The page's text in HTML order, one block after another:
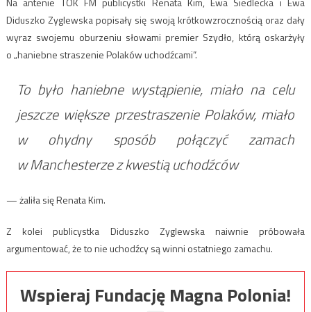
Diduszko Zyglewska popisały się swoją krótkowzrocznością oraz dały
wyraz swojemu oburzeniu słowami premier Szydło, którą oskarżyły
o „haniebne straszenie Polaków uchodźcami”.
To było haniebne wystąpienie, miało na celu
jeszcze większe przestraszenie Polaków, miało
w ohydny sposób połączyć zamach
w Manchesterze z kwestią uchodźców
— żaliła się Renata Kim.
Z kolei publicystka Diduszko Zyglewska naiwnie próbowała
argumentować, że to nie uchodźcy są winni ostatniego zamachu.
Wspieraj Fundację Magna Polonia!